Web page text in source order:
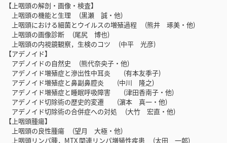
【上咽頭の解剖・画像・検査】
上咽頭の機能と生理 (黒瀬 誠・他)
上咽頭における細菌とウイルスの増殖過程 (熊井 琢美・他)
上咽頭の画像診断 (尾尻 博也)
上咽頭の内視鏡観察，生検のコツ (中平 光彦)
【アデノイド】
アデノイドの自然史 (熊代奈央子・他)
アデノイド増殖症と滲出性中耳炎 (有本友季子)
アデノイド増殖症と鼻副鼻腔炎 (中川 隆之)
アデノイド増殖症と睡眠呼吸障害 (津田香南子・他)
アデノイド切除術の歴史的変遷 (濵本 真一・他)
アデノイド切除術の合併症への対処 (大竹 宏直・他)
【上咽頭腫瘍】
上咽頭の良性腫瘍 (望月 大極・他)
上咽頭リンパ腫，MTX 関連リンパ増殖性疾患 (太田 一郎)